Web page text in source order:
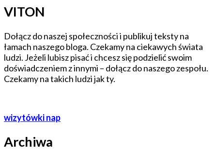
VITON
Dołącz do naszej społeczności i publikuj teksty na
łamach naszego bloga. Czekamy na ciekawych świata
ludzi. Jeżeli lubisz pisać i chcesz się podzielić swoim
doświadczeniem z innymi – dołącz do naszego zespołu.
Czekamy na takich ludzi jak ty.
wizytówki nap
Archiwa